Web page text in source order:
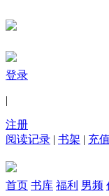
登录
|
注册
阅读记录 | 书架 | 充值
首页 书库 福利 男频